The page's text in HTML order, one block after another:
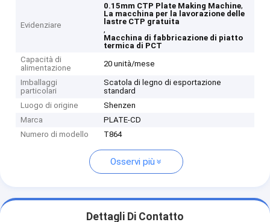
Evidenziare
0.15mm CTP Plate Making Machine,
La macchina per la lavorazione delle
lastre CTP gratuita
,
Macchina di fabbricazione di piatto
termica di PCT
Capacità di
alimentazione
20 unità/mese
Imballaggi
particolari
Scatola di legno di esportazione
standard
Luogo di origine
Shenzen
Marca
PLATE-CD
Numero di modello
T864
Osservi più
Dettagli Di Contatto